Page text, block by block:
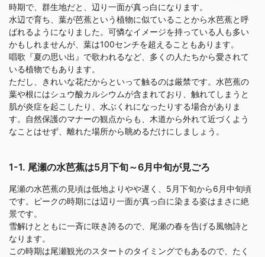
時期で、群生地だと、辺り一面が真っ白になります。
水辺で育ち、葉が芭蕉という植物に似ていることから水芭蕉と呼
ばれるようになりました。可憐なイメージを持っている人も多い
かもしれませんが、葉は100センチを超えることもあります。
唱歌『夏の思い出』で歌われるなど、多くの人たちから愛されて
いる植物でもあります。
ただし、きれいな花だからといって触るのは厳禁です。水芭蕉の
葉や根にはシュウ酸カルシウムが含まれており、触れてしまうと
肌が炎症を起こしたり、水ぶくれになったりする場合がありま
す。自然保護のマナーの観点からも、木道から外れて近づくよう
なことはせず、離れた場所から眺めるだけにしましょう。
1-1. 尾瀬の水芭蕉は5月下旬～6月中旬が見ごろ
尾瀬の水芭蕉の見頃は低地よりやや遅く、5月下旬から6月中旬頃
です。ピークの時期には辺り一面が真っ白に染まる姿はまさに絶
景です。
雪解けとともに一斉に咲き誇るので、尾瀬の春を告げる風物詩と
なります。
この時期は尾瀬観光のスタートのタイミングでもあるので、たく